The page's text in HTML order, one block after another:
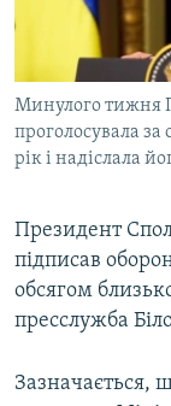
СПЕЦПРОЄКТИ
ПОДКАСТИ
КРИМ РЕАЛІЇ
РУС
КТАТ
ДОЛУЧАЙСЯ!
Минулого тижня
проголосувала
рік і надіслала
Президент
підписав
обсягом
пресслужба
Зазначається,